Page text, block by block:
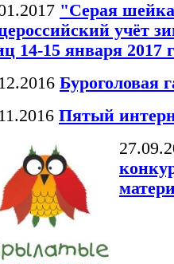
"Серая
учёт
14-15 января 2017
Буроголовая
Пятый